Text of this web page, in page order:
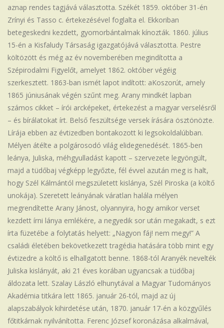
aznap rendes tagjává választotta. Székét 1859. október 31-én
Zrínyi és Tasso c. értekezésével foglalta el. Ekkoriban
betegeskedni kezdett, gyomorbántalmak kínozták. 1860. július
15-én a Kisfaludy Társaság igazgatójává választotta. Pestre
költözött és még az év novemberében megindította a
Szépirodalmi Figyelőt, amelyet 1862. október végéig
szerkesztett. 1863-ban ismét lapot indított: aKoszorút, amely
1865 júniusának végén szűnt meg. Arany mindkét lapban
számos cikket – írói arcképeket, értekezést a magyar verselésről
– és bírálatokat írt. Belső feszültsége versek írására ösztönözte.
Lírája ebben az évtizedben bontakozott ki legsokoldalúbban.
Mélyen átélte a polgárosodó világ elidegenedését. 1865-ben
leánya, Juliska, méhgyulladást kapott – szervezete legyöngült,
majd a tüdőbaj végképp legyőzte, fél évvel azután meg is halt,
hogy Szél Kálmántól megszületett kislánya, Szél Piroska (a költő
unokája). Szeretett leányának váratlan halála mélyen
megrendítette Arany Jánost, olyannyira, hogy amikor verset
kezdett írni lánya emlékére, a negyedik sor után megakadt, s ezt
írta füzetébe a folytatás helyett: „Nagyon fáj! nem megy!” A
családi életében bekövetkezett tragédia hatására több mint egy
évtizedre a költő is elhallgatott benne. 1868-tól Aranyék nevelték
Juliska kislányát, aki 21 éves korában ugyancsak a tüdőbaj
áldozata lett. Szalay László elhunytával a Magyar Tudományos
Akadémia titkára lett 1865. január 26-tól, majd az új
alapszabályok kihirdetése után, 1870. január 17-én a közgyűlés
főtitkárnak nyilvánította. Ferenc József koronázása alkalmával,